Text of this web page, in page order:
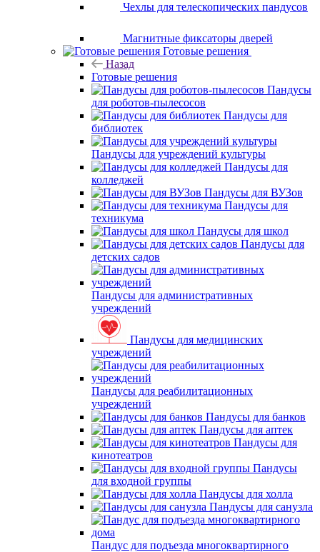
Чехлы для телескопических пандусов
Магнитные фиксаторы дверей
Готовые решения
Назад
Готовые решения
Пандусы
для роботов-пылесосов
Пандусы для
библиотек
Пандусы для учреждений культуры
Пандусы для
колледжей
Пандусы для ВУЗов
Пандусы для
техникума
Пандусы для школ
Пандусы для
детских садов
Пандусы для административных
учреждений
Пандусы для медицинских
учреждений
Пандусы для реабилитационных
учреждений
Пандусы для банков
Пандусы для аптек
Пандусы для
кинотеатров
Пандусы
для входной группы
Пандусы для холла
Пандусы для санузла
Пандус для подъезда многоквартирного